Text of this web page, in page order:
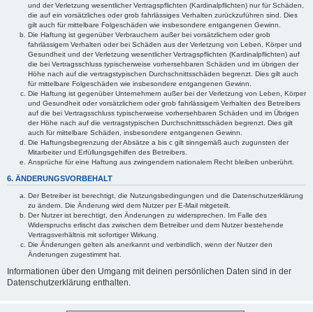
und der Verletzung wesentlicher Vertragspflichten (Kardinalpflichten) nur für Schäden,
die auf ein vorsätzliches oder grob fahrlässiges Verhalten zurückzuführen sind. Dies
gilt auch für mittelbare Folgeschäden wie insbesondere entgangenen Gewinn.
Die Haftung ist gegenüber Verbrauchern außer bei vorsätzlichem oder grob
fahrlässigem Verhalten oder bei Schäden aus der Verletzung von Leben, Körper und
Gesundheit und der Verletzung wesentlicher Vertragspflichten (Kardinalpflichten) auf
die bei Vertragsschluss typischerweise vorhersehbaren Schäden und im übrigen der
Höhe nach auf die vertragstypischen Durchschnittsschäden begrenzt. Dies gilt auch
für mittelbare Folgeschäden wie insbesondere entgangenen Gewinn.
Die Haftung ist gegenüber Unternehmern außer bei der Verletzung von Leben, Körper
und Gesundheit oder vorsätzlichem oder grob fahrlässigem Verhalten des Betreibers
auf die bei Vertragsschluss typischerweise vorhersehbaren Schäden und im Übrigen
der Höhe nach auf die vertragstypischen Durchschnittsschäden begrenzt. Dies gilt
auch für mittelbare Schäden, insbesondere entgangenen Gewinn.
Die Haftungsbegrenzung der Absätze a bis c gilt sinngemäß auch zugunsten der
Mitarbeiter und Erfüllungsgehilfen des Betreibers.
Ansprüche für eine Haftung aus zwingendem nationalem Recht bleiben unberührt.
6. ÄNDERUNGSVORBEHALT
Der Betreiber ist berechtigt, die Nutzungsbedingungen und die Datenschutzerklärung
zu ändern. Die Änderung wird dem Nutzer per E-Mail mitgeteilt.
Der Nutzer ist berechtigt, den Änderungen zu widersprechen. Im Falle des
Widerspruchs erlischt das zwischen dem Betreiber und dem Nutzer bestehende
Vertragsverhältnis mit sofortiger Wirkung.
Die Änderungen gelten als anerkannt und verbindlich, wenn der Nutzer den
Änderungen zugestimmt hat.
Informationen über den Umgang mit deinen persönlichen Daten sind in der
Datenschutzerklärung enthalten.